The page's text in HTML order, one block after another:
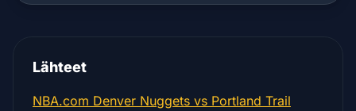
Lähteet
NBA.com Denver Nuggets vs Portland Trail